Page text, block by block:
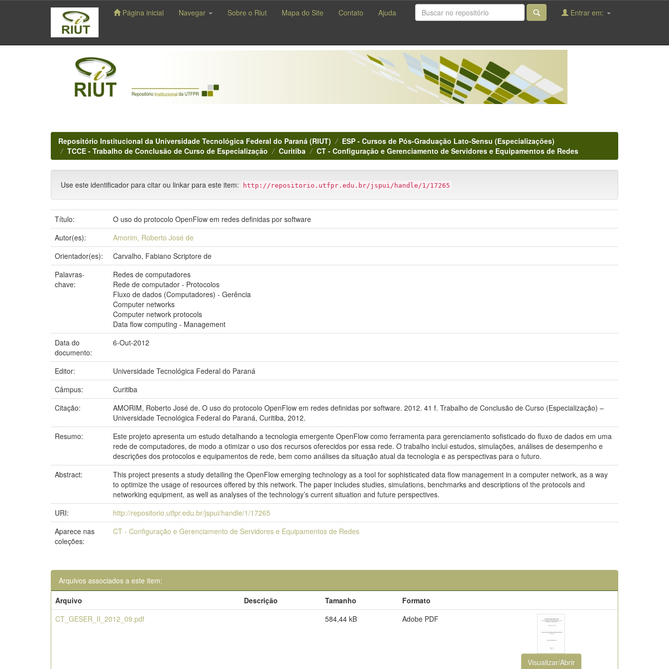
navigation
Página inicial Navegar Sobre o Riut Mapa do Site Contato Ajuda Entrar em:
Repositório Institucional da Universidade Tecnológica Federal do Paraná (RIUT)
ESP - Cursos de Pós-Graduação Lato-Sensu (Especializações)
TCCE - Trabalho de Conclusão de Curso de Especialização
Curitiba CT - Configuração e Gerenciamento de Servidores e Equipamentos de Redes
Use este identificador para citar ou linkar para este item: http://repositorio.utfpr.edu.br/jspui/handle/1/17265
Título:
O uso do protocolo OpenFlow em redes definidas por software
Autor(es):
Amorim, Roberto José de
Orientador(es):
Carvalho, Fabiano Scriptore de
Palavras-
chave:
Redes de computadores
Rede de computador - Protocolos
Fluxo de dados (Computadores) - Gerência
Computer networks
Computer network protocols
Data flow computing - Management
Data do
documento:
6-Out-2012
Editor:
Universidade Tecnológica Federal do Paraná
Câmpus:
Curitiba
Citação:
AMORIM, Roberto José de. O uso do protocolo OpenFlow em redes definidas por software. 2012. 41 f. Trabalho de Conclusão de Curso (Especialização) –
Universidade Tecnológica Federal do Paraná, Curitiba, 2012.
Resumo:
Este projeto apresenta um estudo detalhando a tecnologia emergente OpenFlow como ferramenta para gerenciamento sofisticado do fluxo de dados em uma
rede de computadores, de modo a otimizar o uso dos recursos oferecidos por essa rede. O trabalho inclui estudos, simulações, análises de desempenho e
descrições dos protocolos e equipamentos de rede, bem como análises da situação atual da tecnologia e as perspectivas para o futuro.
Abstract:
This project presents a study detailing the OpenFlow emerging technology as a tool for sophisticated data flow management in a computer network, as a way
to optimize the usage of resources offered by this network. The paper includes studies, simulations, benchmarks and descriptions of the protocols and
networking equipment, as well as analyses of the technology’s current situation and future perspectives.
URI:
http://repositorio.utfpr.edu.br/jspui/handle/1/17265
Aparece nas
coleções:
CT - Configuração e Gerenciamento de Servidores e Equipamentos de Redes
Arquivos associados a este item:
Arquivo
Descrição Tamanho
Formato
CT_GESER_II_2012_09.pdf
584,44 kB Adobe PDF
Visualizar/Abrir